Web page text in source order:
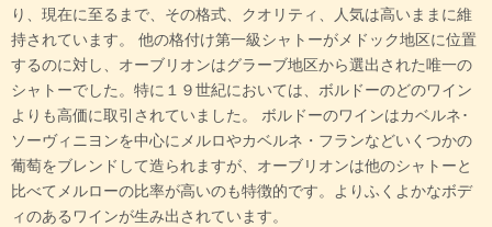
り、現在に至るまで、その格式、クオリティ、人気は高いままに維
持されています。 他の格付け第一級シャトーがメドック地区に位置
するのに対し、オーブリオンはグラーブ地区から選出された唯一の
シャトーでした。特に１９世紀においては、ボルドーのどのワイン
よりも高価に取引されていました。 ボルドーのワインはカベルネ･
ソーヴィニヨンを中心にメルロやカベルネ・フランなどいくつかの
葡萄をブレンドして造られますが、オーブリオンは他のシャトーと
比べてメルローの比率が高いのも特徴的です。よりふくよかなボデ
ィのあるワインが生み出されています。